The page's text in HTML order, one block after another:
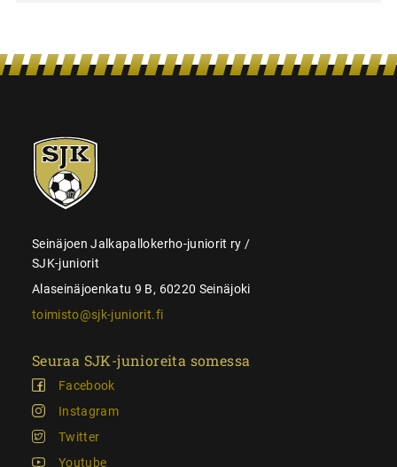
SJK-
juniorit
Seinäjoen Jalkapallokerho-juniorit ry /
SJK-juniorit
Alaseinäjoenkatu 9 B, 60220 Seinäjoki
toimisto@sjk-juniorit.fi
Seuraa SJK-junioreita somessa
Facebook
Instagram
Twitter
Youtube